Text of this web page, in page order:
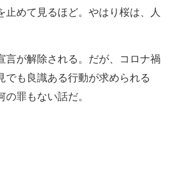
めて見るほど。やはり桜は、人
が解除される。だが、コロナ禍
でも良識ある行動が求められる
罪もない話だ。